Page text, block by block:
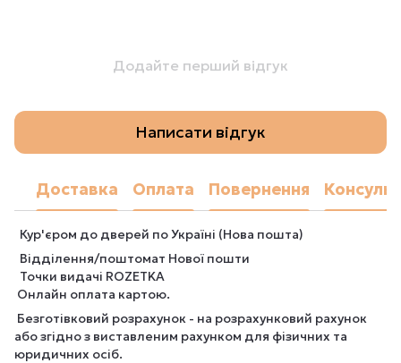
Додайте перший відгук
Написати відгук
Доставка Оплата Повернення
Кур'єром до дверей по Україні (Нова пошта)
Відділення/поштомат Нової пошти
Точки видачі ROZETKA
Онлайн оплата картою.
Безготівковий розрахунок - на розрахунковий рахунок
або згідно з виставленим рахунком для фізичних та
юридичних осіб.